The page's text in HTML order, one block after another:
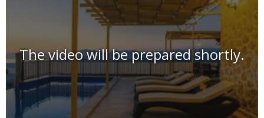
The video will be prepared shortly.